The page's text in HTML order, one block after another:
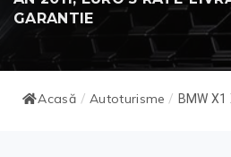
GARANTIE
Acasă / Autoturisme / BMW X1